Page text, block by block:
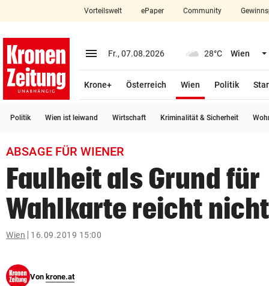
closeSchließen
account_circle Anmelden
arrow_right
bookmark
search
Suchbegriff
eingeben
© Krone Multimedia GmbH & Co KG 2026
Vorteilswelt ePaper Community
menu Menü aufklappen
Fr., 07.08.2026 28°C Wien
Krone+ Österreich Wien
Politik
Politik Wien ist leiwand Wirtschaft Kriminalität & Sicherheit
ABSAGE FÜR WIENER
Faulheit als Grund für
Wahlkarte reicht
Wien 16.09.2019 15:00
Von krone.at